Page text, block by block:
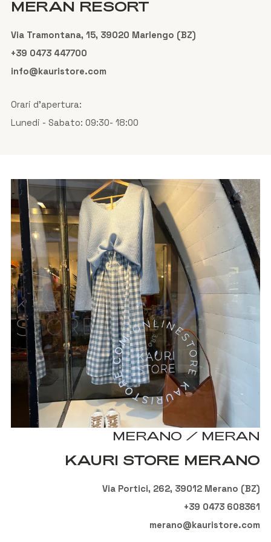
MERAN RESORT
Via Tramontana, 15, 39020 Marlengo (BZ)
+39 0473 447700
info@kauristore.com
Orari d'apertura:
Lunedi - Sabato: 09:30- 18:00
MERANO / MERAN
KAURI STORE MERANO
Via Portici, 262, 39012 Merano (BZ)
‎+39 0473 608361
merano@kauristore.com